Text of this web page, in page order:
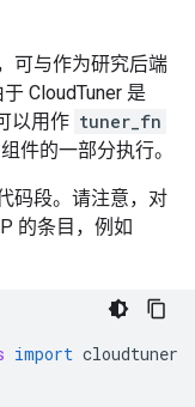
可与作为研究后端
CloudTuner 是
以用作 tuner_fn
件的一部分执行。
码段。请注意，对
的条目，例如
import cloudtuner